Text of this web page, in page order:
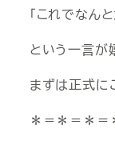
「これでなん
という一言が
まずは正式に
＊＝＊＝＊